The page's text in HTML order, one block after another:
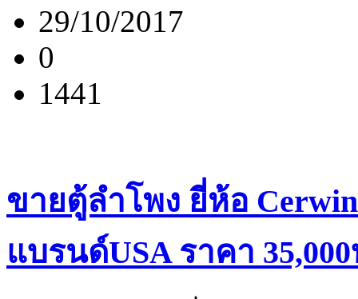
29/10/2017
0
1441
ขายตู้ลำโพง ยี่ห้อ Cerwin
แบรนด์USA ราคา